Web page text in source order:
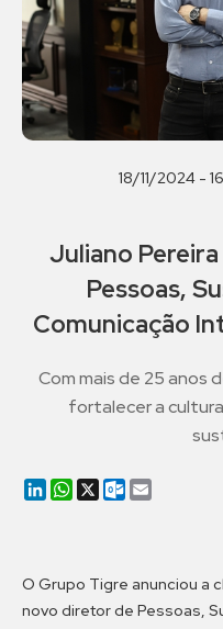
18/11/2024 -
Juliano
Pessoas,
Comunicação
Com mais de 25 anos
fortalecer a
LinkedIn
WhatsApp
X Outlook.com
O Grupo Tigre anunciou a
novo diretor de Pessoas,